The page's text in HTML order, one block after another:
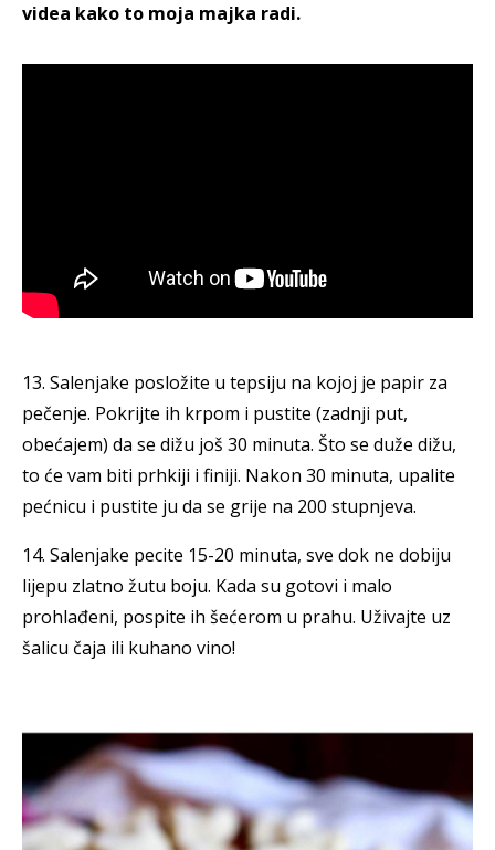
videa kako to moja majka radi.
13. Salenjake posložite u tepsiju na kojoj je papir za
pečenje. Pokrijte ih krpom i pustite (zadnji put,
obećajem) da se dižu još 30 minuta. Što se duže dižu,
to će vam biti prhkiji i finiji. Nakon 30 minuta, upalite
pećnicu i pustite ju da se grije na 200 stupnjeva.
14. Salenjake pecite 15-20 minuta, sve dok ne dobiju
lijepu zlatno žutu boju. Kada su gotovi i malo
prohlađeni, pospite ih šećerom u prahu. Uživajte uz
šalicu čaja ili kuhano vino!